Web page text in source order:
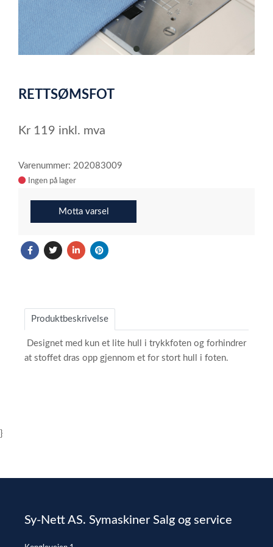
item
of
RETTSØMSFOT
Kr 119 inkl. mva
Varenummer: 202083009
Ingen på lager
Motta varsel
Produktbeskrivelse
Designet med kun et lite hull i trykkfoten og forhindrer
at stoffet dras opp gjennom et for stort hull i foten.
}
Sy-Nett AS. Symaskiner Salg og service